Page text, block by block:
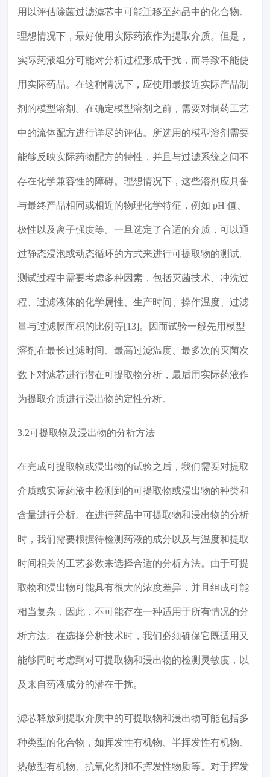
用以评估除菌过滤滤芯中可能迁移至药品中的化合物。
理想情况下，最好使用实际药液作为提取介质。但是，
实际药液组分可能对分析过程形成干扰，而导致不能使
用实际药品。在这种情况下，应使用最接近实际产品制
剂的模型溶剂。在确定模型溶剂之前，需要对制药工艺
中的流体配方进行详尽的评估。所选用的模型溶剂需要
能够反映实际药物配方的特性，并且与过滤系统之间不
存在化学兼容性的障碍。理想情况下，这些溶剂应具备
与最终产品相同或相近的物理化学特征，例如 pH 值、
极性以及离子强度等。一旦选定了合适的介质，可以通
过静态浸泡或动态循环的方式来进行可提取物的测试。
测试过程中需要考虑多种因素，包括灭菌技术、冲洗过
程、过滤液体的化学属性、生产时间、操作温度、过滤
量与过滤膜面积的比例等[13]。因而试验一般先用模型
溶剂在最长过滤时间、最高过滤温度、最多次的灭菌次
数下对滤芯进行潜在可提取物分析，最后用实际药液作
为提取介质进行浸出物的定性分析。
3.2可提取物及浸出物的分析方法
在完成可提取物或浸出物的试验之后，我们需要对提取
介质或实际药液中检测到的可提取物或浸出物的种类和
含量进行分析。在进行药品中可提取物和浸出物的分析
时，我们需要根据待检测药液的成分以及与温度和提取
时间相关的工艺参数来选择合适的分析方法。由于可提
取物和浸出物可能具有很大的浓度差异，并且组成可能
相当复杂，因此，不可能存在一种适用于所有情况的分
析方法。在选择分析技术时，我们必须确保它既适用又
能够同时考虑到对可提取物和浸出物的检测灵敏度，以
及来自药液成分的潜在干扰。
滤芯释放到提取介质中的可提取物和浸出物可能包括多
种类型的化合物，如挥发性有机物、半挥发性有机物、
热敏型有机物、抗氧化剂和不挥发性物质等。对于挥发